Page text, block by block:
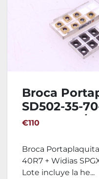
Broca
SD502-35-
SPGX11T3 /
€110
Broca
40R7 + Widias
Lote incluye la he...